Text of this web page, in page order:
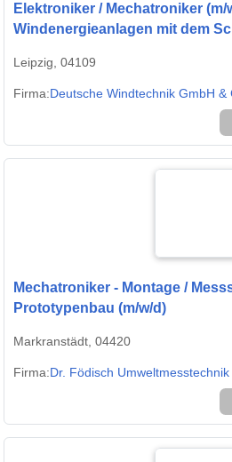
Elektroniker / Mechatroniker (m/
Windenergieanlagen mit dem
Leipzig, 04109
Firma:Deutsche Windtechnik GmbH &
Mechatroniker - Montage /
Prototypenbau (m/w/d)
Markranstädt, 04420
Firma:Dr. Födisch Umweltmesstechnik